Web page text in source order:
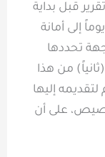
قبل بداية
إلى أمانة
تحددها
من هذا
لتقديمه إليها
على أن